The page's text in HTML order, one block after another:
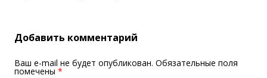
Добавить комментарий
Ваш e-mail не будет опубликован. Обязательные поля
помечены *